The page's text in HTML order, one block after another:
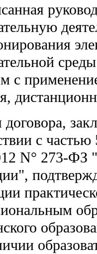
с
с
N° 273-ФЗ